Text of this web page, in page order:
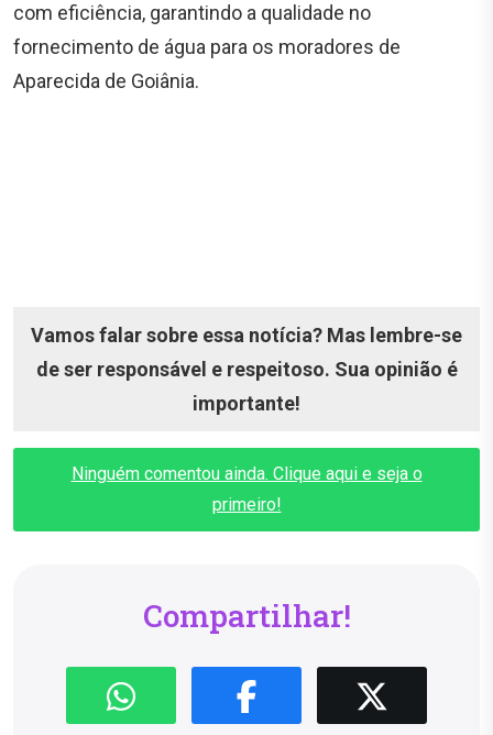
com eficiência, garantindo a qualidade no
fornecimento de água para os moradores de
Aparecida de Goiânia.
Vamos falar sobre essa notícia? Mas lembre-se
de ser responsável e respeitoso. Sua opinião é
importante!
Ninguém comentou ainda. Clique aqui e seja o
primeiro!
Compartilhar!